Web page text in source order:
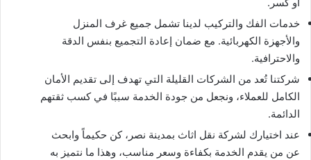
خدمات الفك والتركيب لدينا تشمل جميع غرف المنزل
والأجهزة الكهربائية. مع ضمان إعادة التجميع بنفس الدقة
والاحترافية.
شركتنا تُعد من الشركات القليلة التي تهدف إلى تقديم الأمان
الكامل للعملاء، ونجعل من جودة الخدمة سببًا في كسب ثقتهم
الدائمة.
عند اختيارك لشركة نقل اثاث بمدينة نصر، كن حكيماً وابحث
عن من يقدم الخدمة بكفاءة وسعر مناسب، وهذا ما نتميز به